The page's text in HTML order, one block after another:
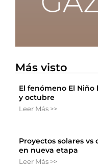
Más visto
El fenómeno El
y octubre
Leer Más >>
Proyectos solares
en nueva etapa
Leer Más >>